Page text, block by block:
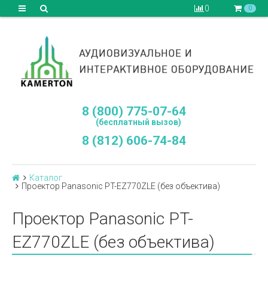
0 0
8 (800) 775-07-64
(бесплатный вызов)
8 (812) 606-74-84
Каталог
Проектор Panasonic PT-EZ770ZLE (без объектива)
Проектор Panasonic PT-
EZ770ZLE (без объектива)